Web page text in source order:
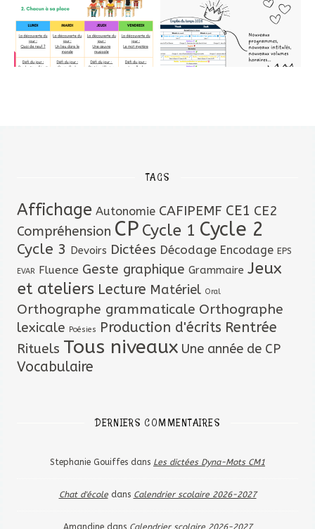
TAGS
Affichage Autonomie CAFIPEMF CE1 CE2
Compréhension CP Cycle 1 Cycle 2
Cycle 3 Devoirs Dictées Décodage Encodage EPS
EVAR Fluence Geste graphique Grammaire Jeux
et ateliers Lecture Matériel Oral
Orthographe grammaticale Orthographe
lexicale Poésies Production d'écrits Rentrée
Rituels Tous niveaux Une année de CP
Vocabulaire
DERNIERS COMMENTAIRES
Stephanie Gouiffes dans Les dictées Dyna-Mots CM1
Chat d'écoledans Calendrier scolaire 2026-2027
Amandinedans Calendrier scolaire 2026-2027